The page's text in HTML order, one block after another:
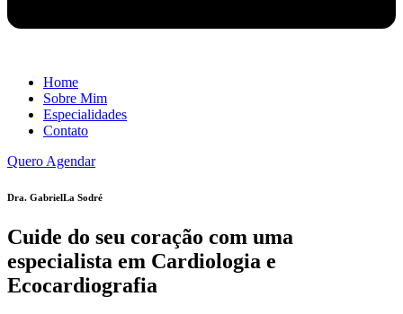
Home
Sobre Mim
Especialidades
Contato
Quero Agendar
Dra. GabrielLa Sodré
Cuide do seu coração com uma
especialista em Cardiologia e
Ecocardiografia